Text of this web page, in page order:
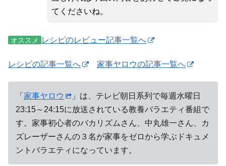
てくださいね。
オススメ レシピのレビュー記事一覧へ
レシピの記事一覧へ 家事ヤロウの記事一覧へ
「 家事ヤロウ
」は、テレビ朝日系列で毎週水曜日
23:15～24:15に放送されている教養バラエティ番組で
す。家事初心者のバカリズムさん、中丸雄一さん、カ
ズレーザーさんの３名が家事をゼロから学ぶドキュメ
ントバラエティになっています。